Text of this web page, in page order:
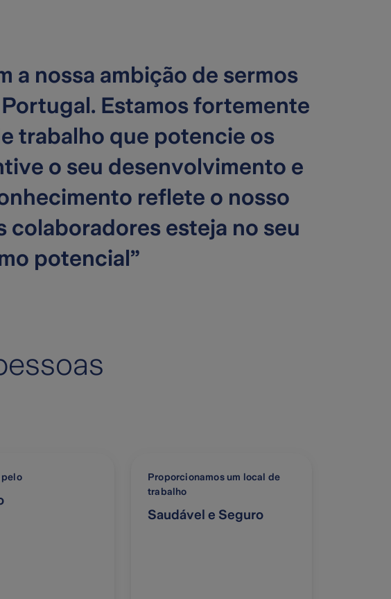
a nossa ambição de sermos
Estamos fortemente
trabalho que potencie os
o seu desenvolvimento e
reflete o nosso
colaboradores esteja no seu
potencial”
pelo
Proporcionamos um local de
trabalho
Saudável e Seguro